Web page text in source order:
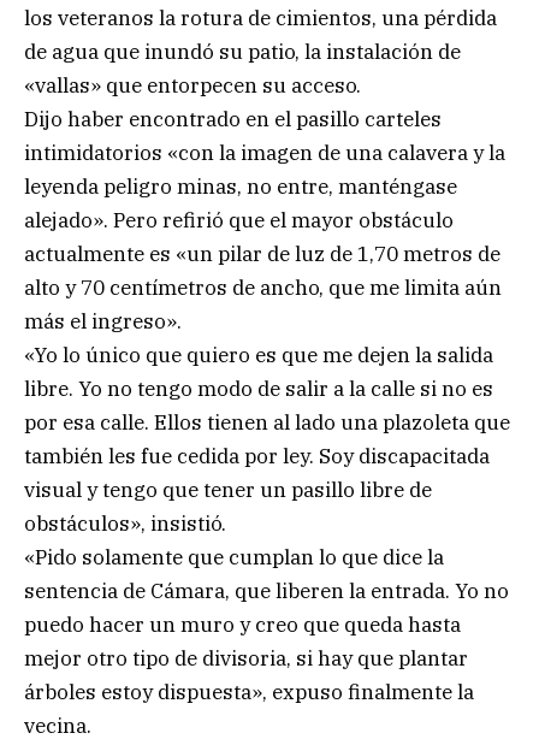
los veteranos la rotura de cimientos, una pérdida
de agua que inundó su patio, la instalación de
«vallas» que entorpecen su acceso.
Dijo haber encontrado en el pasillo carteles
intimidatorios «con la imagen de una calavera y la
leyenda peligro minas, no entre, manténgase
alejado». Pero refirió que el mayor obstáculo
actualmente es «un pilar de luz de 1,70 metros de
alto y 70 centímetros de ancho, que me limita aún
más el ingreso».
«Yo lo único que quiero es que me dejen la salida
libre. Yo no tengo modo de salir a la calle si no es
por esa calle. Ellos tienen al lado una plazoleta que
también les fue cedida por ley. Soy discapacitada
visual y tengo que tener un pasillo libre de
obstáculos», insistió.
«Pido solamente que cumplan lo que dice la
sentencia de Cámara, que liberen la entrada. Yo no
puedo hacer un muro y creo que queda hasta
mejor otro tipo de divisoria, si hay que plantar
árboles estoy dispuesta», expuso finalmente la
vecina.